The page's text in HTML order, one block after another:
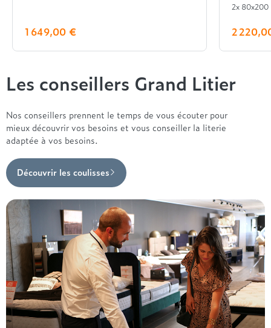
1 649,00 €
2x 80x200
2
Les conseillers Grand Litier
Nos conseillers prennent le temps de vous écouter pour
mieux découvrir vos besoins et vous conseiller la literie
adaptée à vos besoins.
Découvrir les coulisses